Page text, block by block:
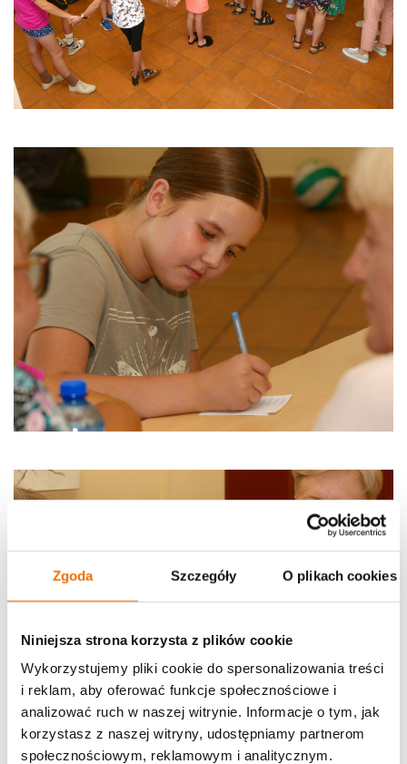
Zgoda Szczegóły O plikach cookies
Niniejsza strona korzysta z plików cookie
Wykorzystujemy pliki cookie do spersonalizowania treści
i reklam, aby oferować funkcje społecznościowe i
analizować ruch w naszej witrynie. Informacje o tym, jak
korzystasz z naszej witryny, udostępniamy partnerom
społecznościowym, reklamowym i analitycznym.